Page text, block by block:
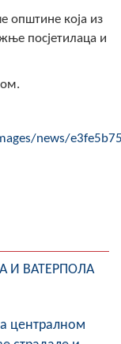
општине која из
посјетилаца и
news/
ВАТЕРПОЛА
централном